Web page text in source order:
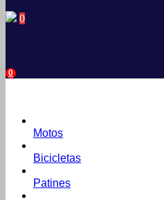
0
0
Motos
Bicicletas
Patines